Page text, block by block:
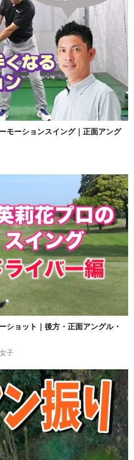
モーションスイング｜正面アング
ショット｜後方・正面アングル・
子